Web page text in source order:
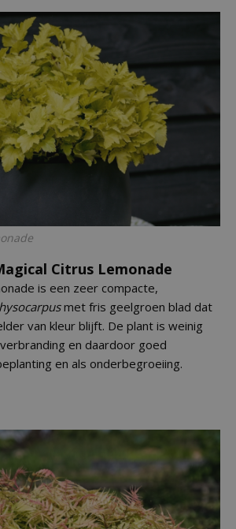
Citrus Lemonade
is een zeer compacte,
met fris geelgroen blad dat
van kleur blijft. De plant is weinig
en daardoor goed
en als onderbegroeiing.